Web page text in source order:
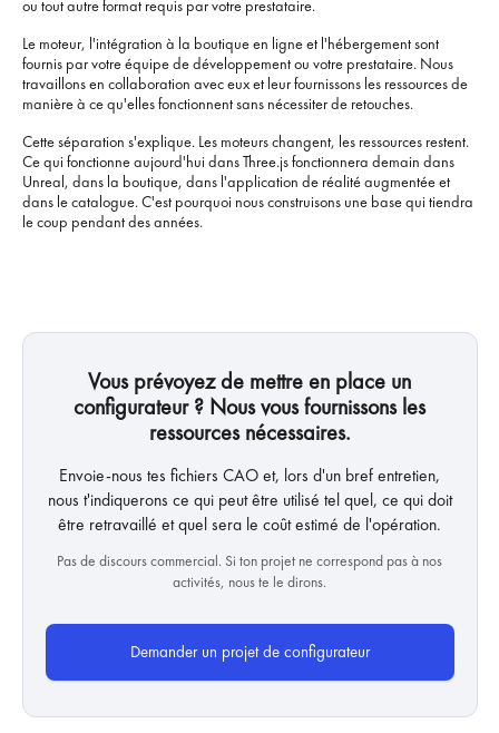
ou tout autre format requis par votre prestataire.
Le moteur, l'intégration à la boutique en ligne et l'hébergement sont
fournis par votre équipe de développement ou votre prestataire. Nous
travaillons en collaboration avec eux et leur fournissons les ressources de
manière à ce qu'elles fonctionnent sans nécessiter de retouches.
Cette séparation s'explique. Les moteurs changent, les ressources restent.
Ce qui fonctionne aujourd'hui dans Three.js fonctionnera demain dans
Unreal, dans la boutique, dans l'application de réalité augmentée et
dans le catalogue. C'est pourquoi nous construisons une base qui tiendra
le coup pendant des années.
Vous prévoyez de mettre en place un
configurateur ? Nous vous fournissons les
ressources nécessaires.
Envoie-nous tes fichiers CAO et, lors d'un bref entretien,
nous t'indiquerons ce qui peut être utilisé tel quel, ce qui doit
être retravaillé et quel sera le coût estimé de l'opération.
Pas de discours commercial. Si ton projet ne correspond pas à nos
activités, nous te le dirons.
Demander un projet de configurateur